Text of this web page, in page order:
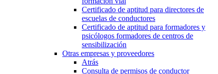
Certificado de aptitud para directores de
escuelas de conductores
Certificado de aptitud para formadores y
psicólogos formadores de centros de
sensibilización
Otras empresas y proveedores
Atrás
Consulta de permisos de conductor